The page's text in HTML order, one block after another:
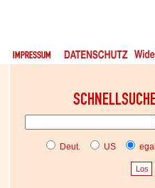
Deut. US egal